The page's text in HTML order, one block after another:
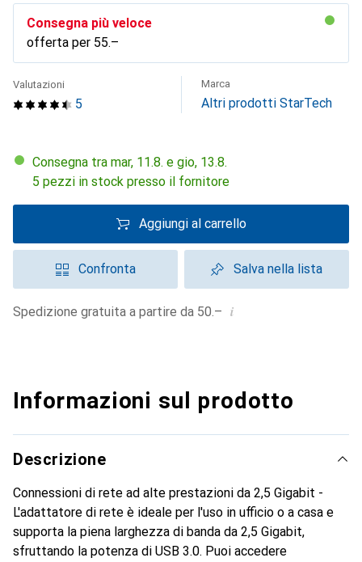
Consegna più veloce
offerta per CHF
55.–
5
Valutazioni Marca
Altri prodotti StarTech
Consegna tra mar, 11.8. e gio, 13.8.
5 pezzi in stock presso il fornitore
Aggiungi al carrello
Confronta Salva nella lista
Spedizione gratuita a partire da 50.– i
Informazioni sul prodotto
Descrizione
Connessioni di rete ad alte prestazioni da 2,5 Gigabit -
L'adattatore di rete è ideale per l'uso in ufficio o a casa e
supporta la piena larghezza di banda da 2,5 Gigabit,
sfruttando la potenza di USB 3.0. Puoi accedere